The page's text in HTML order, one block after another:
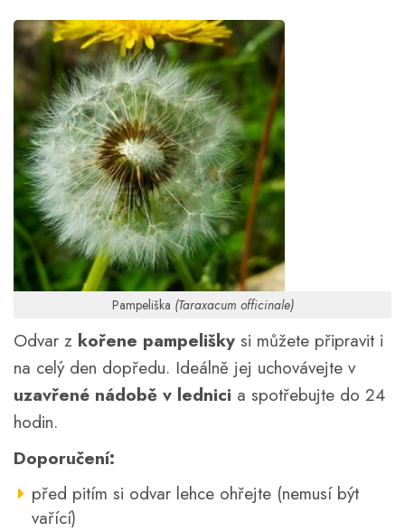
Pampeliška (Taraxacum officinale)
Odvar z kořene pampelišky si můžete připravit i
na celý den dopředu. Ideálně jej uchovávejte v
uzavřené nádobě v lednici a spotřebujte do 24
hodin.
Doporučení:
před pitím si odvar lehce ohřejte (nemusí být
vařící)